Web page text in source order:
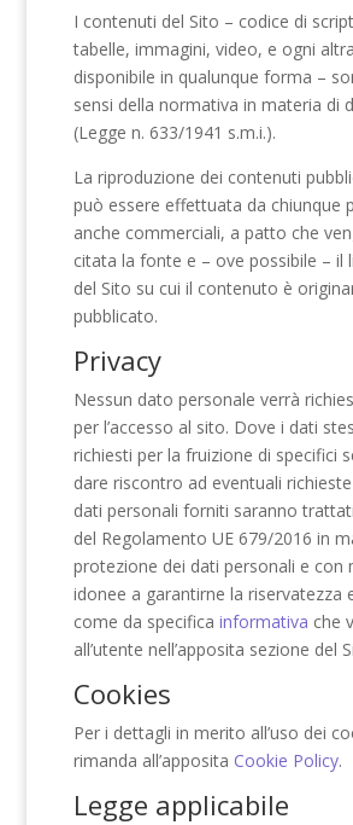
I contenuti del Sito – codice di
tabelle, immagini, video, e ogni
disponibile in qualunque forma –
sensi della normativa in materia di
(Legge n. 633/1941 s.m.i.).
La riproduzione dei contenuti
può essere effettuata da chiunque
anche commerciali, a patto che
citata la fonte e – ove possibile – il
del Sito su cui il contenuto è
pubblicato.
Privacy
Nessun dato personale verrà
per l’accesso al sito. Dove i dati
richiesti per la fruizione di specifici
dare riscontro ad eventuali
dati personali forniti saranno
del Regolamento UE 679/2016 in
protezione dei dati personali e con
idonee a garantirne la riservatezza
come da specifica informativa che
all’utente nell’apposita sezione del
Cookies
Per i dettagli in merito all’uso dei
rimanda all’apposita Cookie Policy.
Legge applicabile